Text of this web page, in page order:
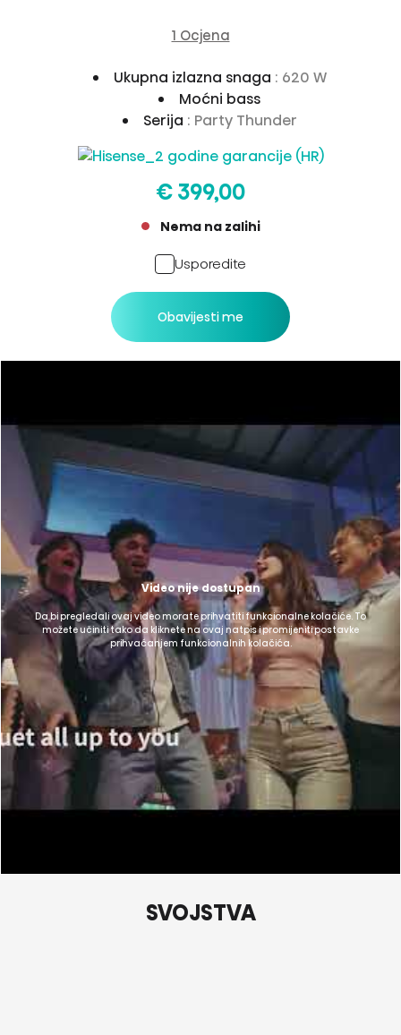
1 Ocjena
Ukupna izlazna snaga : 620 W
Moćni bass
Serija : Party Thunder
€ 399,00
Nema na zalihi
Usporedite
Obavijesti me
Video nije dostupan
Da bi pregledali ovaj video morate prihvatiti funkcionalne kolačiće. To
možete učiniti tako da kliknete na ovaj natpis i promijeniti postavke
prihvaćanjem funkcionalnih kolačića.
SVOJSTVA